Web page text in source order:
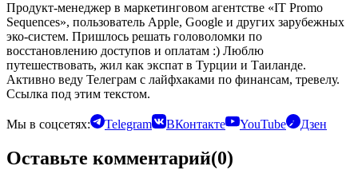
Продукт-менеджер в маркетинговом агентстве «IT Promo
Sequences», пользователь Apple, Google и других зарубежных
эко-систем. Пришлось решать головоломки по
восстановлению доступов и оплатам :) Люблю
путешествовать, жил как экспат в Турции и Таиланде.
Активно веду Телеграм с лайфхаками по финансам, тревелу.
Ссылка под этим текстом.
Мы в соцсетях: Telegram ВКонтакте YouTube Дзен
Оставьте комментарий(0)